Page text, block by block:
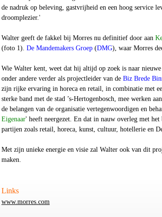
de nadruk op beleving, gastvrijheid en een hoog service
droomplezier.'
Walter geeft de fakkel bij Morres nu definitief door aan
(foto 1). De Mandemakers Groep (DMG), waar Morres
Wie Walter kent, weet dat hij altijd op zoek is naar
onder andere verder als projectleider van de Biz Brede
zijn rijke ervaring in horeca en retail, in combinatie met
sterke band met de stad ’s-Hertogenbosch, mee werken
de belangen van de organisatie vertegenwoordigen en
Eigenaar' heeft neergezet. En dat in nauw overleg met
partijen zoals retail, horeca, kunst, cultuur, hotellerie en
Met zijn unieke energie en visie zal Walter ook van dit
maken.
Links
www.morres.com